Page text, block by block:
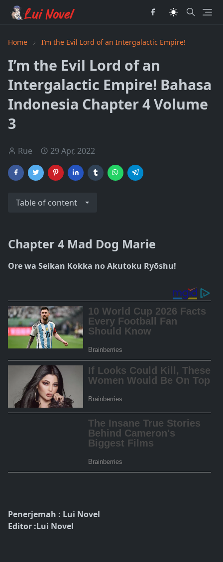
Home I’m the Evil Lord of an Intergalactic Empire!
I’m the Evil Lord of an
Intergalactic Empire! Bahasa
Indonesia Chapter 4 Volume
3
Rue 29 Apr, 2022
Table of content
Chapter 4 Mad Dog Marie
Ore wa Seikan Kokka no Akutoku Ryōshu!
Penerjemah : Lui Novel
Editor :Lui Novel